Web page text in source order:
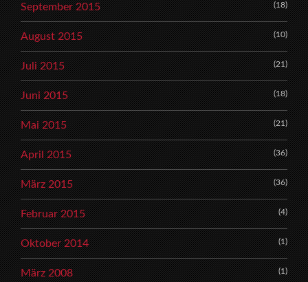
September 2015 (18)
August 2015 (10)
Juli 2015 (21)
Juni 2015 (18)
Mai 2015 (21)
April 2015 (36)
März 2015 (36)
Februar 2015 (4)
Oktober 2014 (1)
März 2008 (1)